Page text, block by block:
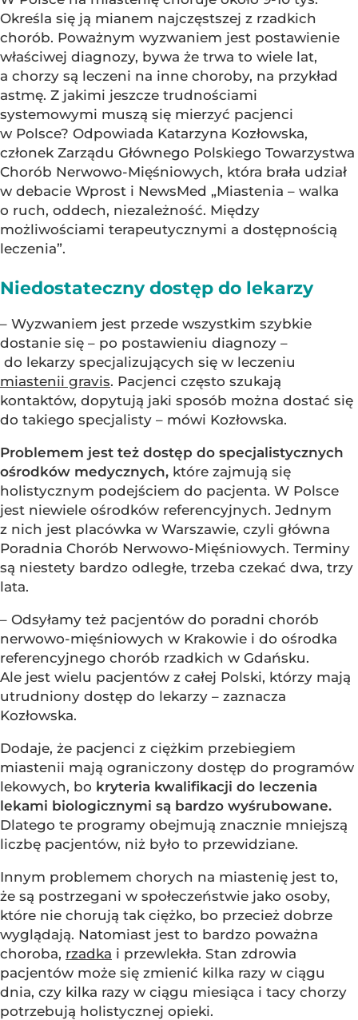
Określa się ją mianem najczęstszej z rzadkich
chorób. Poważnym wyzwaniem jest postawienie
właściwej diagnozy, bywa że trwa to wiele lat,
a chorzy są leczeni na inne choroby, na przykład
astmę. Z jakimi jeszcze trudnościami
systemowymi muszą się mierzyć pacjenci
w Polsce? Odpowiada Katarzyna Kozłowska,
członek Zarządu Głównego Polskiego Towarzystwa
Chorób Nerwowo-Mięśniowych, która brała udział
w debacie Wprost i NewsMed „Miastenia – walka
o ruch, oddech, niezależność. Między
możliwościami terapeutycznymi a dostępnością
leczenia”.
Niedostateczny dostęp do lekarzy
– Wyzwaniem jest przede wszystkim szybkie
dostanie się – po postawieniu diagnozy –
do lekarzy specjalizujących się w leczeniu
miastenii gravis. Pacjenci często szukają
kontaktów, dopytują jaki sposób można dostać się
do takiego specjalisty – mówi Kozłowska.
Problemem jest też dostęp do specjalistycznych
ośrodków medycznych, które zajmują się
holistycznym podejściem do pacjenta. W Polsce
jest niewiele ośrodków referencyjnych. Jednym
z nich jest placówka w Warszawie, czyli główna
Poradnia Chorób Nerwowo-Mięśniowych. Terminy
są niestety bardzo odległe, trzeba czekać dwa, trzy
lata.
– Odsyłamy też pacjentów do poradni chorób
nerwowo-mięśniowych w Krakowie i do ośrodka
referencyjnego chorób rzadkich w Gdańsku.
Ale jest wielu pacjentów z całej Polski, którzy mają
utrudniony dostęp do lekarzy – zaznacza
Kozłowska.
Dodaje, że pacjenci z ciężkim przebiegiem
miastenii mają ograniczony dostęp do programów
lekowych, bo kryteria kwalifikacji do leczenia
lekami biologicznymi są bardzo wyśrubowane.
Dlatego te programy obejmują znacznie mniejszą
liczbę pacjentów, niż było to przewidziane.
Innym problemem chorych na miastenię jest to,
że są postrzegani w społeczeństwie jako osoby,
które nie chorują tak ciężko, bo przecież dobrze
wyglądają. Natomiast jest to bardzo poważna
choroba, rzadka i przewlekła. Stan zdrowia
pacjentów może się zmienić kilka razy w ciągu
dnia, czy kilka razy w ciągu miesiąca i tacy chorzy
potrzebują holistycznej opieki.